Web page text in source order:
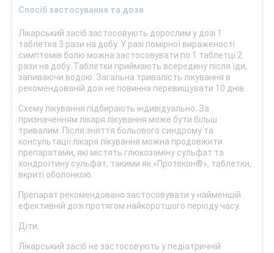
Спосіб застосування та дози
Лікарський засіб застосовують дорослим у дозі 1
таблетка 3 рази на добу. У разі помірної вираженості
симптомів болю можна застосовувати по 1 таблетці 2
рази на добу. Таблетки приймають всередину після їди,
запиваючи водою. Загальна тривалість лікування в
рекомендованій дозі не повинна перевищувати 10 днів.
Схему лікування підбирають індивідуально. За
призначенням лікаря лікування може бути більш
тривалим. Після зняття больового синдрому та
консультації лікаря лікування можна продовжити
препаратами, які містять глюкозаміну сульфат та
хондроїтину сульфат, такими як «Протекон®», таблетки,
вкриті оболонкою.
Препарат рекомендовано застосовувати у найменшій
ефективній дозі протягом найкоротшого періоду часу.
Діти.
Лікарський засіб не застосовують у педіатричній